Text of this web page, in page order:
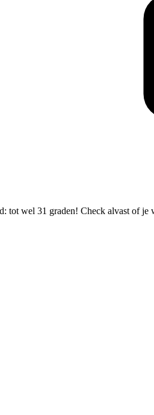
tot wel 31 graden! Check alvast of